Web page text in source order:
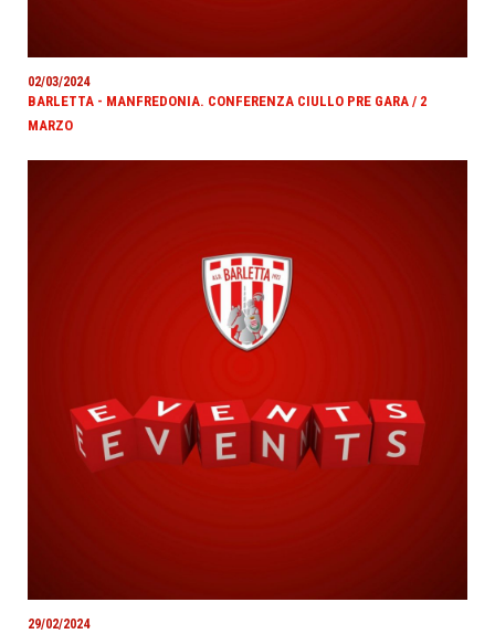
02/03/2024
BARLETTA - MANFREDONIA. CONFERENZA CIULLO PRE GARA / 2
MARZO
29/02/2024